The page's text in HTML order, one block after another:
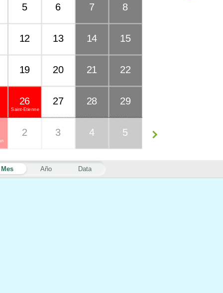
Mes Año Data
5 6 7 8
12 13 14 15
19 20 21 22
Saint-Étienne
26 27 28 29
2 3 4 5